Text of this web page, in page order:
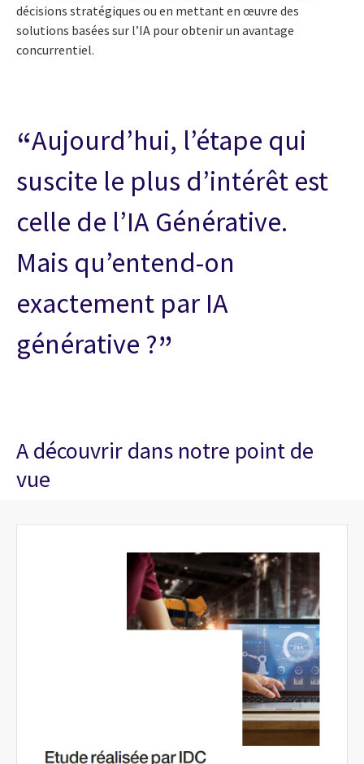
décisions stratégiques ou en mettant en œuvre des
solutions basées sur l’IA pour obtenir un avantage
concurrentiel.
Aujourd’hui, l’étape qui
suscite le plus d’intérêt est
celle de l’IA Générative.
Mais qu’entend-on
exactement par IA
générative ?
A découvrir dans notre point de
vue